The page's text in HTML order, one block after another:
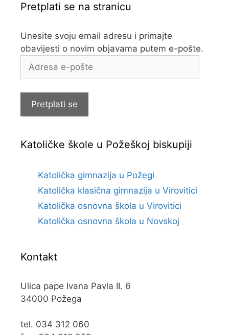
Pretplati se na stranicu
Unesite svoju email adresu i primajte
obavijesti o novim objavama putem e-pošte.
Adresa
Pretplati se
Katoličke škole u Požeškoj biskupiji
Katolička gimnazija u Požegi
Katolička klasična gimnazija u Virovitici
Katolička osnovna škola u Virovitici
Katolička osnovna škola u Novskoj
Kontakt
Ulica pape Ivana Pavla II. 6
34000 Požega
tel. 034 312 060